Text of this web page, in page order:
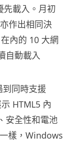
先載入。月初
作出相同決
內的 10 大網
自動載入
同時支援
HTML5 內
安全性和電池
樣，Windows